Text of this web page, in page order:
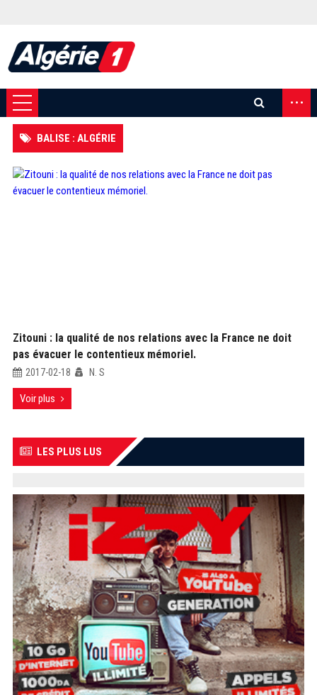
...
BALISE : ALGÉRIE
Zitouni : la qualité de nos relations avec la France ne doit
pas évacuer le contentieux mémoriel.
2017-02-18 N. S
Voir plus
LES PLUS LUS